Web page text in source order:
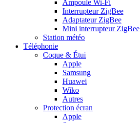
Ampoule Wi-Fi
Interrupteur ZigBee
Adaptateur ZigBee
Mini interrupteur ZigBee
Station météo
Téléphonie
Coque & Étui
Apple
Samsung
Huawei
Wiko
Autres
Protection écran
Apple